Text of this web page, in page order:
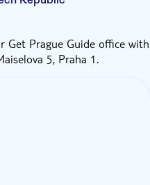
Get Prague Guide office with
5, Praha 1.